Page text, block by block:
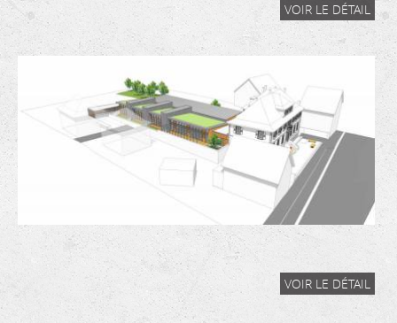
VOIR LE DÉTAIL
VOIR LE DÉTAIL